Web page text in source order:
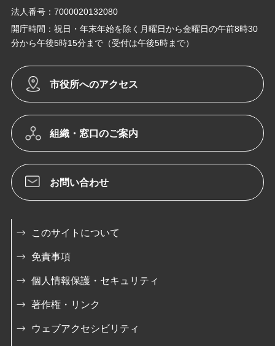
法人番号：7000020132080
開庁時間：祝日・年末年始を除く月曜日から金曜日の午前8時30
分から午後5時15分まで（受付は午後5時まで）
市役所へのアクセス
組織・窓口のご案内
お問い合わせ
このサイトについて
免責事項
個人情報保護・セキュリティ
著作権・リンク
ウェブアクセシビリティ